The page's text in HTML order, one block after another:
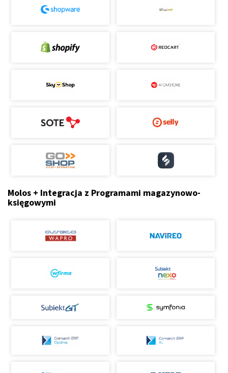
Molos + Integracja z Programami magazynowo-
księgowymi